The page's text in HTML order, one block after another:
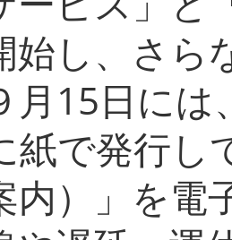
始し、さら
月15日に
紙で発行し
内）」を電